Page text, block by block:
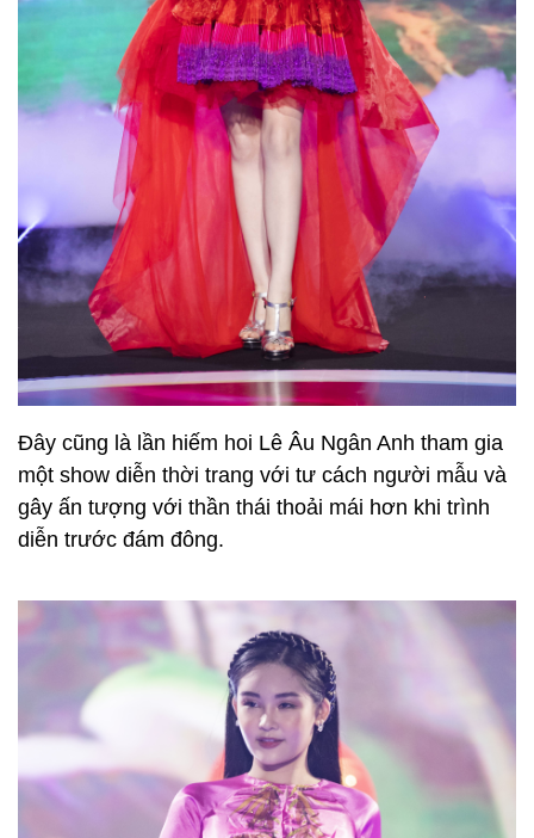
Đây cũng là lần hiếm hoi Lê Âu Ngân Anh tham gia
một show diễn thời trang với tư cách người mẫu và
gây ấn tượng với thần thái thoải mái hơn khi trình
diễn trước đám đông.